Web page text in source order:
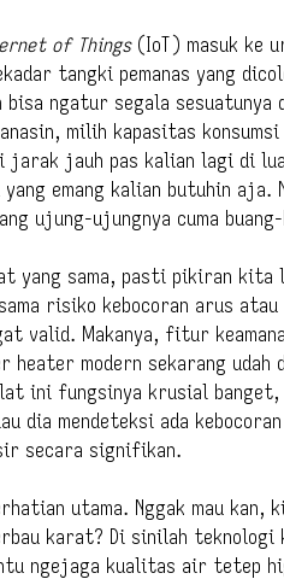
of Things(IoT) masuk ke
tangki pemanas yang
bisa ngatur segala sesuatunya
milih kapasitas konsumsi
jauh pas kalian lagi di
emang kalian butuhin aja.
ujung-ujungnya cuma
yang sama, pasti pikiran kita
risiko kebocoran arus
valid. Makanya, fitur
modern sekarang udah
ini fungsinya krusial banget,
mendeteksi ada
secara signifikan.
utama. Nggak mau kan,
karat? Di sinilah teknologi
ngejaga kualitas air tetep